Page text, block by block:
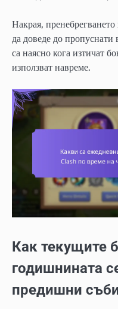
Накрая,
да доведе до пропуснати
са наясно кога изтичат
използват навреме.
Как текущите
годишнината
предишни